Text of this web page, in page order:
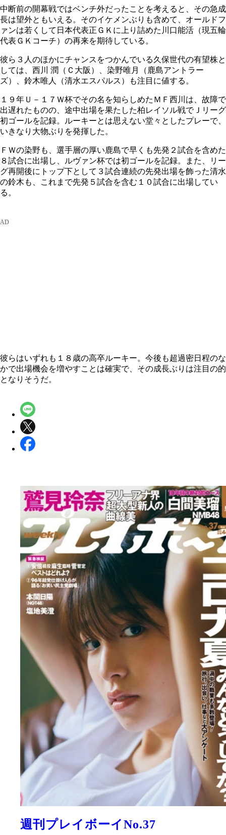
中断前の開幕戦ではベンチ外だったことを考えると、その急成
長は望外ともいえる。そのイケメンぶりも含めて、オールドフ
ァンは若くして日本代表正ＧＫに上り詰めた川口能活（現五輪
代表ＧＫコーチ）の再来を期待している。
彼ら３人のほかにチャンスをつかんでいる久保世代の有望株と
しては、西川 潤（Ｃ大阪）、染野唯月（鹿島アントラー
ズ）、鈴木唯人（清水エスパルス）も注目に値する。
１９年Ｕ－１７Ｗ杯でその名を知らしめたＭＦ西川は、故障で
出遅れたものの、途中出場を果たした柏レイソル戦でＪリーグ
初ゴールを記録。ルーキーとは思えない堂々としたプレーで、
いきなり大物ぶりを発揮した。
ＦＷの染野も、選手層の厚い鹿島で早くも先発２試合を含めた
８試合に出場し、ルヴァン杯では初ゴールを記録。また、リー
グ再開後にトップ下として３試合連続の先発出場を飾った清水
の鈴木も、これまで先発５試合を含む１０試合に出場してい
る。
彼らはいずれも１８歳の高卒ルーキー。今後も超過密日程のな
かで出場機会を増やすことは確実で、その成長ぶりは注目の的
となりそうだ。
週刊プレイボーイNo.37